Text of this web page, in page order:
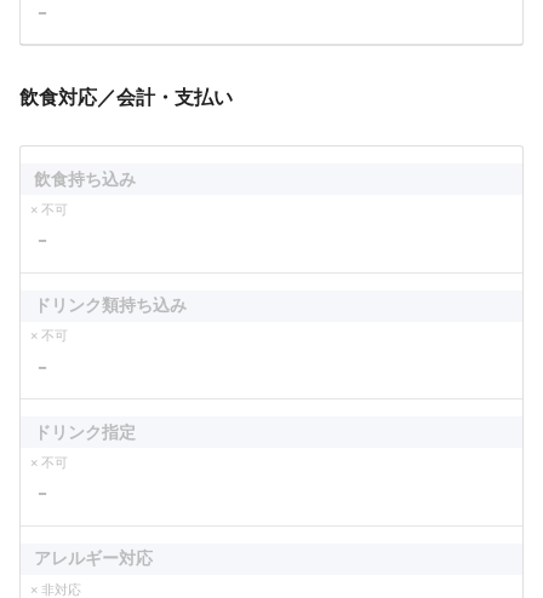
－
飲食対応／会計・支払い
飲食持ち込み
× 不可
－
ドリンク類持ち込み
× 不可
－
ドリンク指定
× 不可
－
アレルギー対応
× 非対応